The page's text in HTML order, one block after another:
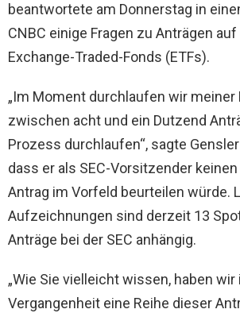
beantwortete am Donnerstag in
CNBC einige Fragen zu Anträgen
Exchange-Traded-Fonds (ETFs).
„Im Moment durchlaufen wir meiner
zwischen acht und ein Dutzend
Prozess durchlaufen“, sagte
dass er als SEC-Vorsitzender
Antrag im Vorfeld beurteilen würde.
Aufzeichnungen sind derzeit 13
Anträge bei der SEC anhängig.
„Wie Sie vielleicht wissen, haben wir
Vergangenheit eine Reihe dieser